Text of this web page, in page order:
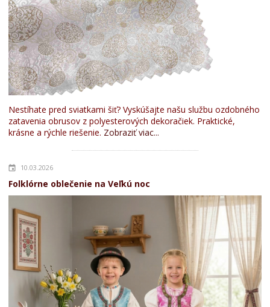
Nestíhate pred sviatkami šiť? Vyskúšajte našu službu ozdobného
zatavenia obrusov z polyesterových dekoračiek. Praktické,
krásne a rýchle riešenie. Zobraziť viac...
10.03.2026
Folklórne oblečenie na Veľkú noc